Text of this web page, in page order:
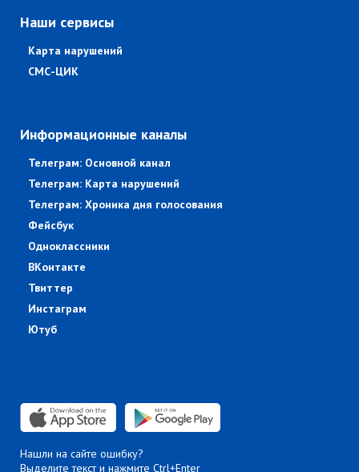
Наши сервисы
Карта нарушений
СМС-ЦИК
Информационные каналы
Телеграм: Основной канал
Телеграм: Карта нарушений
Телеграм: Хроника дня голосования
Фейсбук
Одноклассники
ВКонтакте
Твиттер
Инстаграм
Ютуб
Нашли на сайте ошибку?
Выделите текст и нажмите Ctrl+Enter